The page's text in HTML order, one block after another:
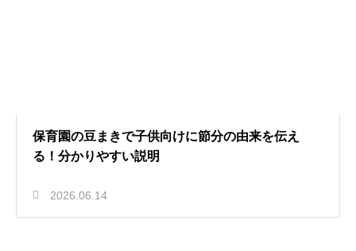
保育園の豆まきで子供向けに節分の由来を伝え
る！分かりやすい説明
2026.06.14